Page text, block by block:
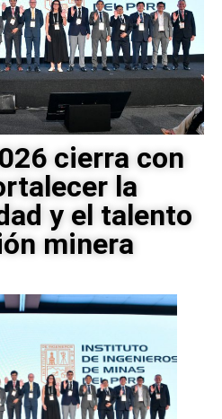
cierra con
la
y el talento
minera